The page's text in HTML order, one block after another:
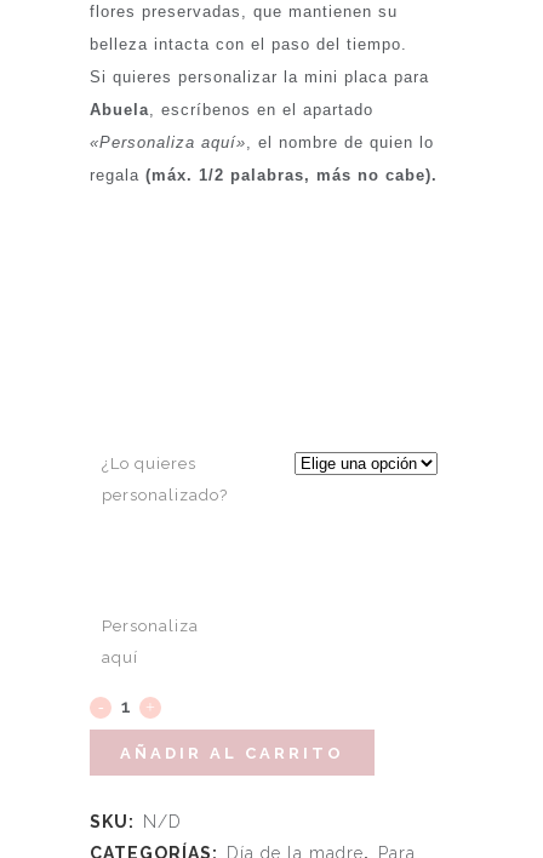
flores preservadas, que mantienen su
belleza intacta con el paso del tiempo.
Si quieres personalizar la mini placa para
Abuela , escríbenos en el apartado
«Personaliza aquí» , el nombre de quien lo
regala (máx. 1/2 palabras, más no cabe).
¿Lo quieres
personalizado?
Personaliza
aquí
AÑADIR AL CARRITO
SKU:
N/D
CATEGORÍAS:
Día de la madre,
Para